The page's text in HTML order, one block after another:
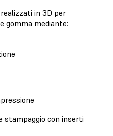
in 3D per
gomma mediante:
stampaggio con inserti